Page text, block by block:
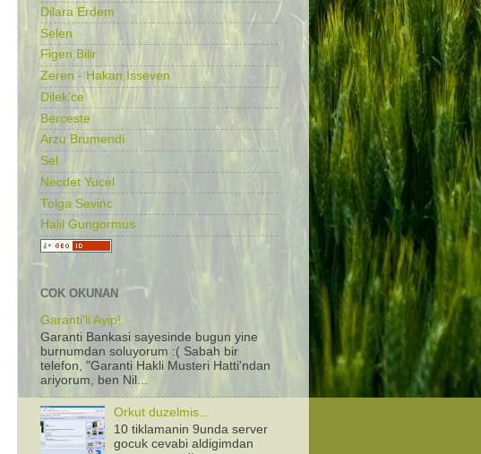
Dilara Erdem
Selen
Figen Bilir
Zeren - Hakan Isseven
Dilek'ce
Berceste
Arzu Brumendi
Sel
Necdet Yucel
Tolga Sevinc
Halil Gungormus
COK OKUNAN
Garanti'li Ayip!
Garanti Bankasi sayesinde bugun yine
burnumdan soluyorum :( Sabah bir
telefon, "Garanti Hakli Musteri Hatti'ndan
ariyorum, ben Nil...
Orkut duzelmis...
10 tiklamanin 9unda server
gocuk cevabi aldigimdan